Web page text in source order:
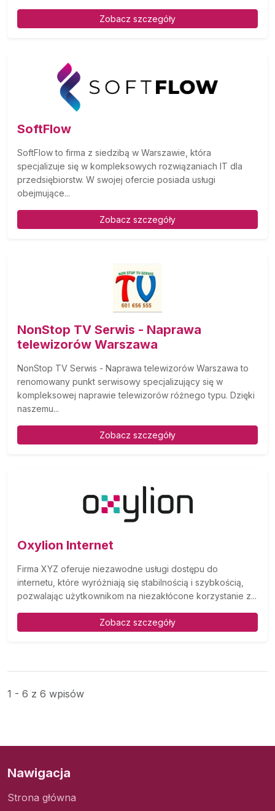
Zobacz szczegóły
SoftFlow
SoftFlow to firma z siedzibą w Warszawie, która
specjalizuje się w kompleksowych rozwiązaniach IT dla
przedsiębiorstw. W swojej ofercie posiada usługi
obejmujące...
Zobacz szczegóły
NonStop TV Serwis - Naprawa
telewizorów Warszawa
NonStop TV Serwis - Naprawa telewizorów Warszawa to
renomowany punkt serwisowy specjalizujący się w
kompleksowej naprawie telewizorów różnego typu. Dzięki
naszemu...
Zobacz szczegóły
Oxylion Internet
Firma XYZ oferuje niezawodne usługi dostępu do
internetu, które wyróżniają się stabilnością i szybkością,
pozwalając użytkownikom na niezakłócone korzystanie z...
Zobacz szczegóły
1 - 6 z 6 wpisów
Nawigacja
Strona główna